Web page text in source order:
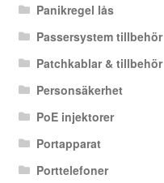
Panikregel lås
Passersystem tillbehör
Patchkablar & tillbehör
Personsäkerhet
PoE injektorer
Portapparat
Porttelefoner